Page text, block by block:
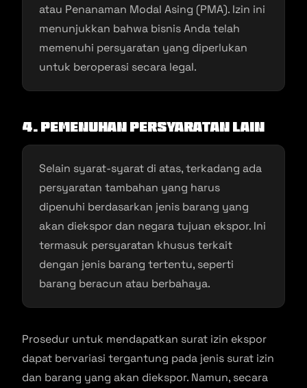
atau Penanaman Modal Asing (PMA). Izin ini
menunjukkan bahwa bisnis Anda telah
memenuhi persyaratan yang diperlukan
untuk beroperasi secara legal.
4. Pemenuhan Persyaratan Lain
Selain syarat-syarat di atas, terkadang ada
persyaratan tambahan yang harus
dipenuhi berdasarkan jenis barang yang
akan diekspor dan negara tujuan ekspor. Ini
termasuk persyaratan khusus terkait
dengan jenis barang tertentu, seperti
barang beracun atau berbahaya.
Prosedur untuk mendapatkan surat izin ekspor
dapat bervariasi tergantung pada jenis surat izin
dan barang yang akan diekspor. Namun, secara